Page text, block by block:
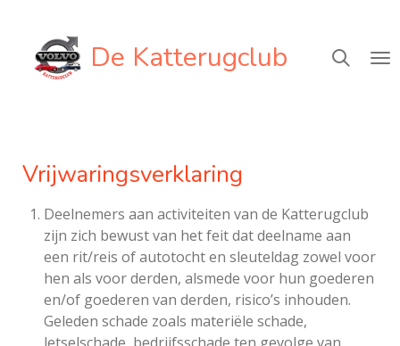
direct
naar
De Katterugclub
Vrijwaringsverklaring
Deelnemers aan activiteiten van de Katterugclub
zijn zich bewust van het feit dat deelname aan
een rit/reis of autotocht en sleuteldag zowel voor
hen als voor derden, alsmede voor hun goederen
en/of goederen van derden, risico’s inhouden.
Geleden schade zoals materiële schade,